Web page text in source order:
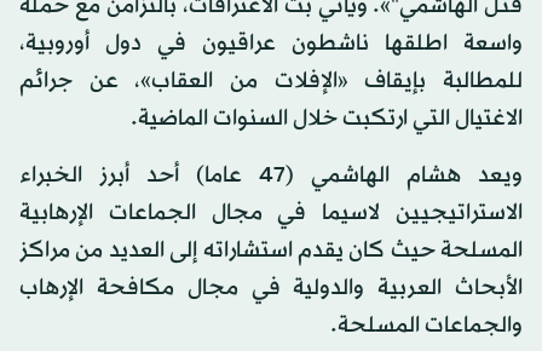
قتل الهاشمي"». ويأتي بث الاعترافات، بالتزامن مع حملة
واسعة اطلقها ناشطون عراقيون في دول أوروبية،
للمطالبة بإيقاف «الإفلات من العقاب»، عن جرائم
الاغتيال التي ارتكبت خلال السنوات الماضية.
ويعد هشام الهاشمي (47 عاما) أحد أبرز الخبراء
الاستراتيجيين لاسيما في مجال الجماعات الإرهابية
المسلحة حيث كان يقدم استشاراته إلى العديد من مراكز
الأبحاث العربية والدولية في مجال مكافحة الإرهاب
والجماعات المسلحة.